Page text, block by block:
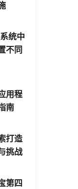
统中
不同
用程
南
打造
挑战
第四